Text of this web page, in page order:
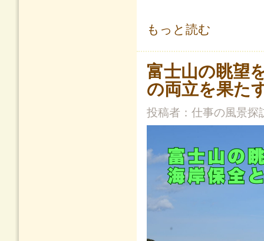
クマジロウの教えてドボコン！エ
もっと読む
富士山の眺望
の両立を果た
投稿者： 仕事の風景探